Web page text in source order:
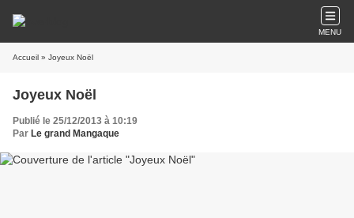
MENU
Accueil » Joyeux Noël
Joyeux Noël
Publié le 25/12/2013 à 10:19
Par Le grand Mangaque